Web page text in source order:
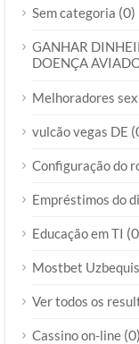
Sem categoria (0)
GANHAR
DOENÇA
Melhoradores
vulcão vegas DE
Configuração do
Empréstimos do
Educação em TI
Mostbet
Ver todos os
Cassino on-line (0)